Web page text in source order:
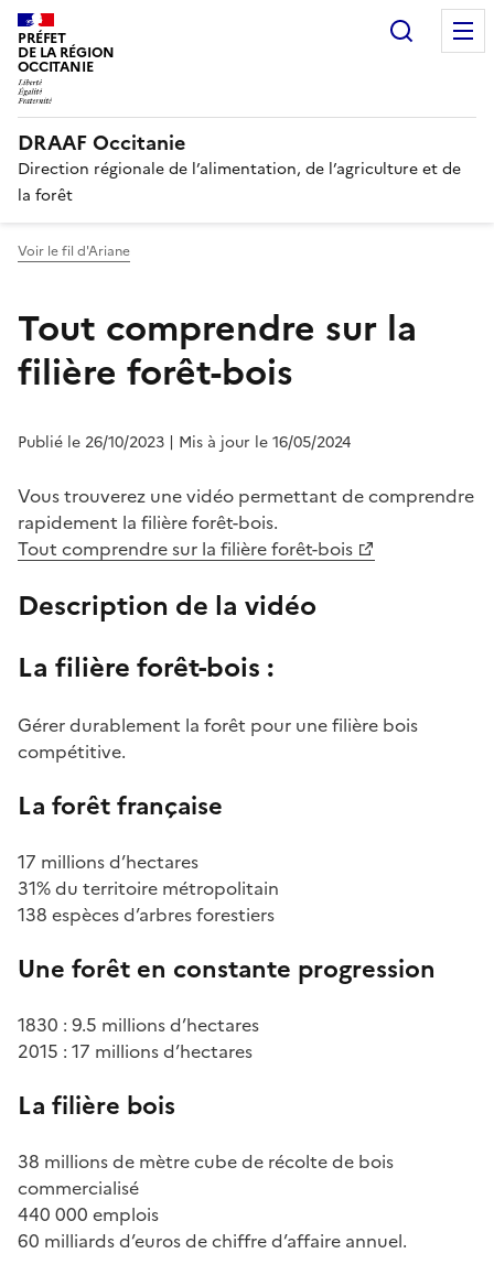
PRÉFET
DE LA RÉGION
OCCITANIE
DRAAF Occitanie
Direction régionale de l’alimentation, de l’agriculture et de
la forêt
Voir le fil d'Ariane
Tout comprendre sur la
filière forêt-bois
Publié le 26/10/2023 | Mis à jour le 16/05/2024
Vous trouverez une vidéo permettant de comprendre
rapidement la filière forêt-bois.
Tout comprendre sur la filière forêt-bois
Description de la vidéo
La filière forêt-bois :
Gérer durablement la forêt pour une filière bois
compétitive.
La forêt française
17 millions d’hectares
31% du territoire métropolitain
138 espèces d’arbres forestiers
Une forêt en constante progression
1830 : 9.5 millions d’hectares
2015 : 17 millions d’hectares
La filière bois
38 millions de mètre cube de récolte de bois
commercialisé
440 000 emplois
60 milliards d’euros de chiffre d’affaire annuel.